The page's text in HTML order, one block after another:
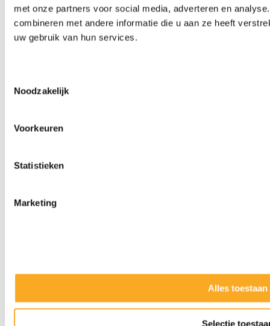
met onze partners voor social media, adverteren en
combineren met andere informatie die u aan ze heeft
uw gebruik van hun services.
Noodzakelijk
Voorkeuren
Statistieken
Marketing
Alles toestaan
Selectie
Slijpkappen